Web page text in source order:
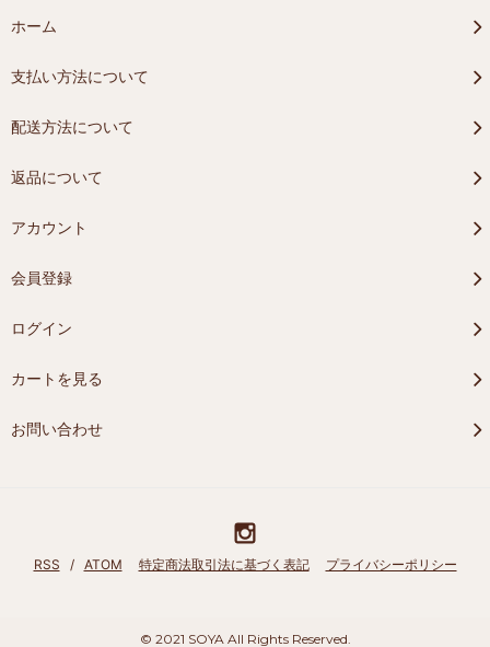
ホーム
支払い方法について
配送方法について
返品について
アカウント
会員登録
ログイン
カートを見る
お問い合わせ
RSS / ATOM 特定商法取引法に基づく表記 プライバシーポリシー
©️ 2021 SOYA All Rights Reserved.